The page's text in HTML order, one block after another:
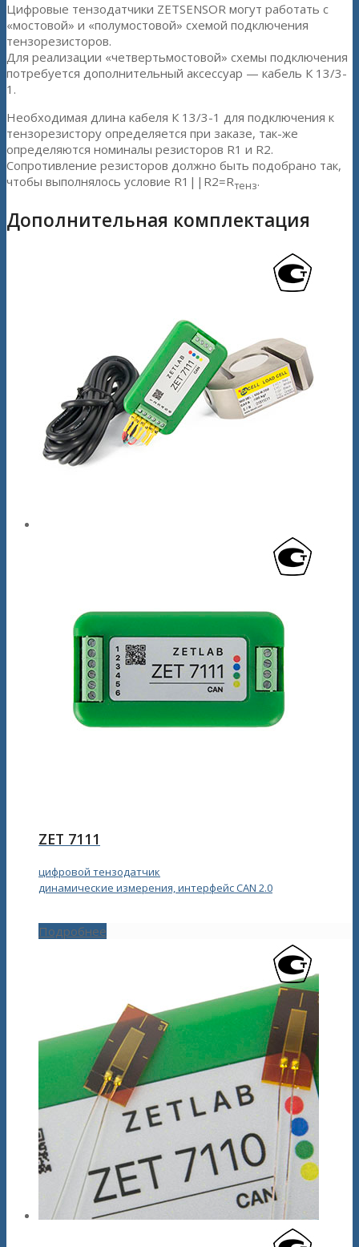
Цифровые тензодатчики ZETSENSOR могут работать с
«мостовой» и «полумостовой» схемой подключения
тензорезисторов.
Для реализации «четвертьмостовой» схемы подключения
потребуется дополнительный аксессуар — кабель К 13/3-
1.
Необходимая длина кабеля К 13/3-1 для подключения к
тензорезистору определяется при заказе, так-же
определяются номиналы резисторов R1 и R2.
Сопротивление резисторов должно быть подобрано так,
чтобы выполнялось условие R1||R2=Rтенз.
Дополнительная комплектация
ZET 7111
цифровой тензодатчик
динамические измерения, интерфейс CAN 2.0
Подробнее